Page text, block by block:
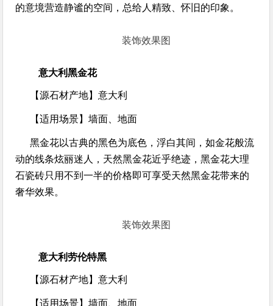
的意境营造静谧的空间，总给人精致、怀旧的印象。
装饰效果图
意大利黑金花
【源石材产地】意大利
【适用场景】墙面、地面
黑金花以古典的黑色为底色，浮白其间，如金花般流
动的线条炫丽迷人，天然黑金花近乎绝迹，黑金花大理
石瓷砖只用不到一半的价格即可享受天然黑金花带来的
奢华效果。
装饰效果图
意大利劳伦特黑
【源石材产地】意大利
【适用场景】墙面、地面